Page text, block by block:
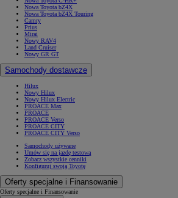
Nowa Toyota bZ4X
Nowa Toyota bZ4X Touring
Camry
Prius
Mirai
Nowy RAV4
Land Cruiser
Nowy GR GT
Samochody dostawcze
Hilux
Nowy Hilux
Nowy Hilux Electric
PROACE Max
PROACE
PROACE Verso
PROACE CITY
PROACE CITY Verso
Samochody używane
Umów się na jazdę testową
Zobacz wszystkie cenniki
Konfiguruj swoją Toyotę
Oferty specjalne i Finansowanie
Oferty specjalne i Finansowanie